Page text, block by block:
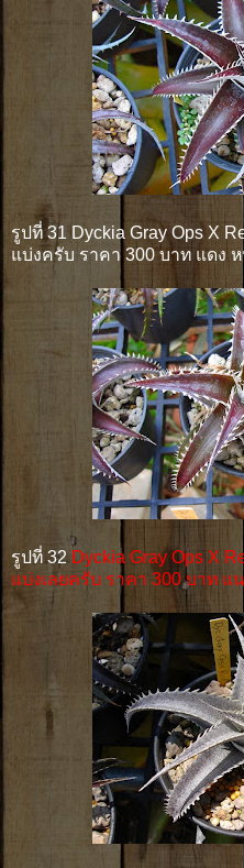
รูปที่ 31 Dyckia Gray Ops X
แบ่งครับ ราคา 300 บาท แดง
รูปที่ 32 Dyckia Gray Ops X
แบ่งเลยครับ ราคา 300 บาท แ